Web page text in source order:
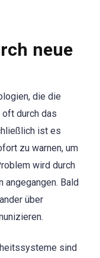
neue
die die
oft durch das
ist es
zu warnen, um
wird durch
Bald
über
sind